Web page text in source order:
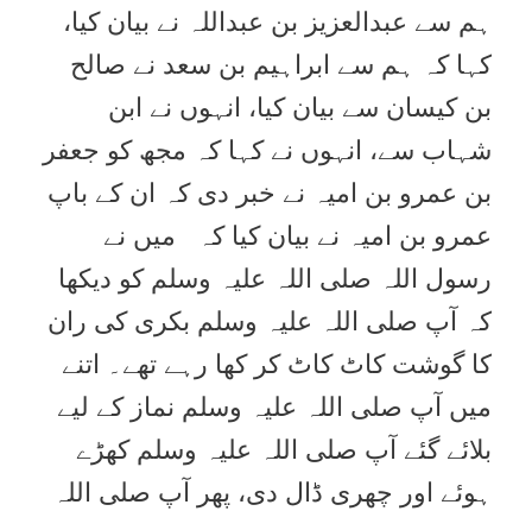
ہم سے عبدالعزیز بن عبداللہ نے بیان کیا،
کہا کہ ہم سے ابراہیم بن سعد نے صالح
بن کیسان سے بیان کیا، انہوں نے ابن
شہاب سے، انہوں نے کہا کہ مجھ کو جعفر
بن عمرو بن امیہ نے خبر دی کہ ان کے باپ
عمرو بن امیہ نے بیان کیا کہ میں نے
رسول اللہ صلی اللہ علیہ وسلم کو دیکھا
کہ آپ صلی اللہ علیہ وسلم بکری کی ران
کا گوشت کاٹ کاٹ کر کھا رہے تھے۔ اتنے
میں آپ صلی اللہ علیہ وسلم نماز کے لیے
بلائے گئے آپ صلی اللہ علیہ وسلم کھڑے
ہوئے اور چھری ڈال دی، پھر آپ صلی اللہ